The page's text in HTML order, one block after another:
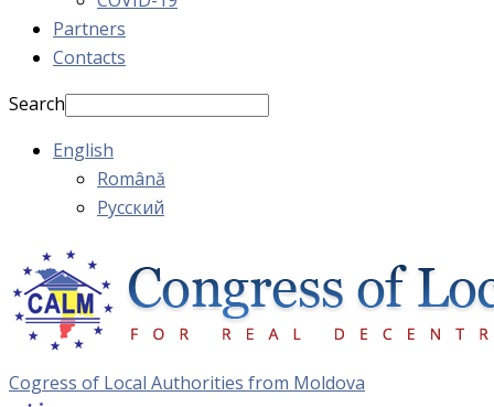
Partners
Contacts
Search
English
Română
Русский
Cogress of Local Authorities from Moldova